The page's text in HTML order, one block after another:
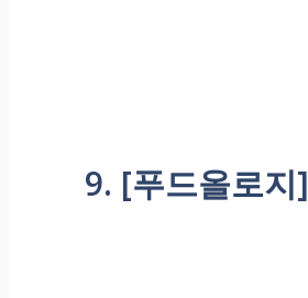
9. [푸드올로